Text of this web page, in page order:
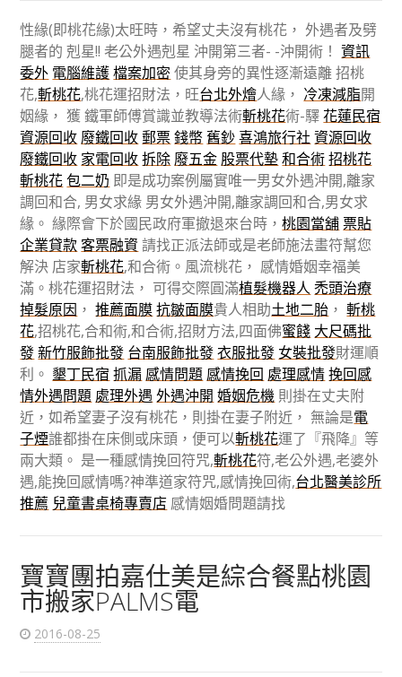
性緣(即桃花緣)太旺時，希望丈夫沒有桃花， 外遇者及劈
腿者的 剋星!! 老公外遇剋星 沖開第三者- -沖開術！資訊
委外 電腦維護檔案加密 使其身旁的異性逐漸遠離 招桃
花,斬桃花,桃花運招財法，旺台北外燴人緣， 冷凍減脂開
姻緣， 獲 鐵軍師傅賞識並教導法術斬桃花術-驛花蓮民宿
資源回收 廢鐵回收郵票錢幣 舊鈔喜鴻旅行社 資源回收
廢鐵回收 家電回收拆除 廢五金 股票代墊和合術招桃花
斬桃花包二奶 即是成功案例屬實唯一男女外遇沖開,離家
調回和合, 男女求緣 男女外遇沖開,離家調回和合,男女求
緣。 緣際會下於國民政府軍撤退來台時，桃園當舖票貼
企業貸款客票融資 請找正派法師或是老師施法畫符幫您
解決 店家斬桃花,和合術。風流桃花， 感情婚姻幸福美
滿。桃花運招財法， 可得交際圓滿植髮機器人 禿頭治療
掉髮原因 ，推薦面膜抗皺面膜貴人相助土地二胎 ，斬桃
花,招桃花,合和術,和合術,招財方法,四面佛蜜餞 大尺碼批
發新竹服飾批發 台南服飾批發衣服批發 女裝批發財運順
利。 墾丁民宿 抓漏 感情問題 感情挽回 處理感情挽回感
情外遇問題 處理外遇 外遇沖開 婚姻危機 則掛在丈夫附
近，如希望妻子沒有桃花，則掛在妻子附近， 無論是電
子煙誰都掛在床側或床頭，便可以斬桃花運了『飛降』等
兩大類。 是一種感情挽回符咒,斬桃花符,老公外遇,老婆外
遇,能挽回感情嗎?神準道家符咒,感情挽回術,台北醫美診所
推薦 兒童書桌椅專賣店 感情姻婚問題請找
寶寶團拍嘉仕美是綜合餐點桃園
市搬家PALMS電
2016-08-25